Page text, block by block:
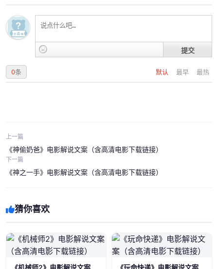
提交
默认 最早 最热
0条
上一篇
《神偷奶爸》电影解说文案（含高清电影下载链接）
下一篇
《神之一手》电影解说文案（含高清电影下载链接）
猜你喜欢
《机械师2》电影解说文案 《玩命快递》电影解说文案